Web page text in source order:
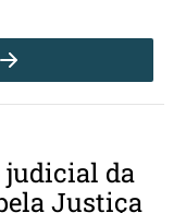
judicial da
Justiça